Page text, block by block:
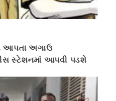
આપતા અગાઉ
સ્ટેશનમાં આપવી પડશે